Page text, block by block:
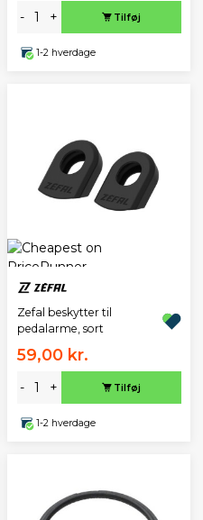
- + Tilføj
1-2 hverdage
Zefal beskytter til
pedalarme, sort
59,00 kr.
- + Tilføj
1-2 hverdage